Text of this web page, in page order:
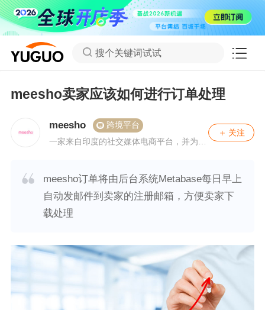
搜个关键词试试
meesho卖家应该如何进行订单处理
meesho
跨境平台
一家来自印度的社交媒体电商平台，并为旗
关注
meesho订单将由后台系统Metabase每日早上
自动发邮件到卖家的注册邮箱，方便卖家下
载处理